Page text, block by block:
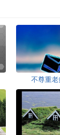
不尊重老